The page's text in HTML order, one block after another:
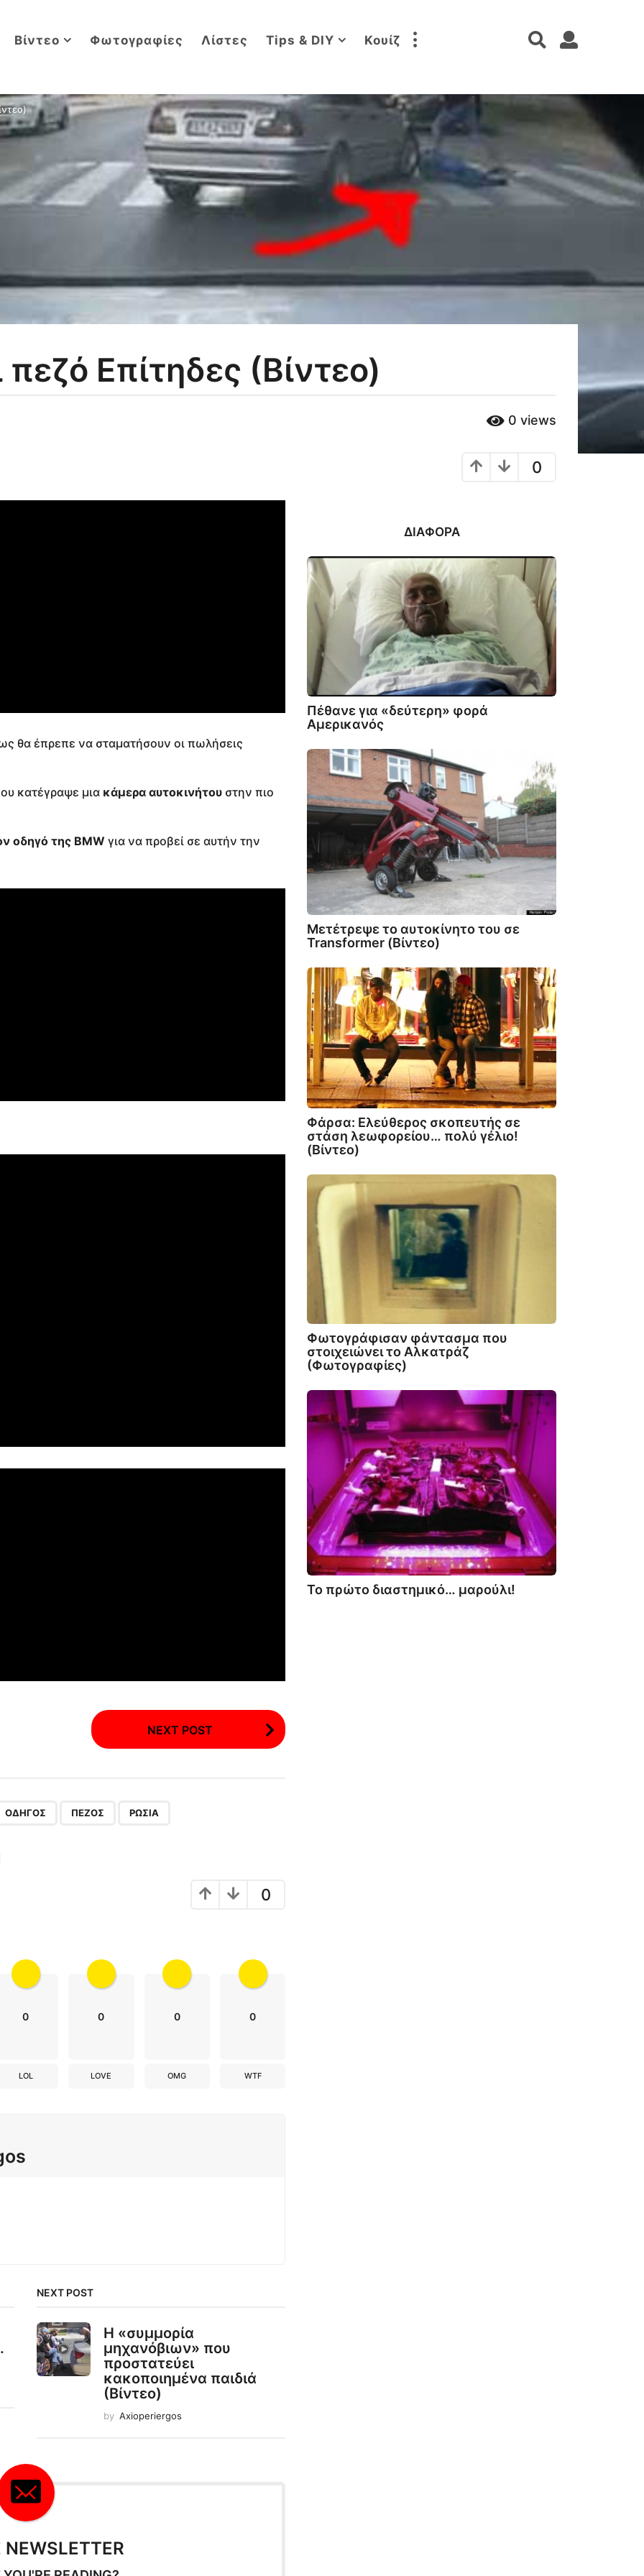
Βίντεο Φωτογραφίες Λίστες Tips & DIY Κουίζ
Επίτηδες (Βίντεο)
0 views
0
θα έπρεπε να σταματήσουν οι πωλήσεις
κατέγραψε μια κάμερα αυτοκινήτου στην πιο
οδηγό της BMW για να προβεί σε αυτήν την
NEXT POST
ΟΔΗΓΌΣ ΠΕΖΌΣ ΡΩΣΊΑ
0
0
LOL
0
LOVE
0
OMG
0
WTF
NEXT POST
Η «συμμορία
μηχανόβιων» που
προστατεύει
κακοποιημένα παιδιά
(Βίντεο)
by Axioperiergos
NEWSLETTER
ΔΙΆΦΟΡΑ
Πέθανε για «δεύτερη» φορά
Αμερικανός
Μετέτρεψε το αυτοκίνητο του σε
Transformer (Βίντεο)
Φάρσα: Ελεύθερος σκοπευτής σε
στάση λεωφορείου… πολύ γέλιο!
(Βίντεο)
Φωτογράφισαν φάντασμα που
στοιχειώνει το Αλκατράζ
(Φωτογραφίες)
Το πρώτο διαστημικό… μαρούλι!